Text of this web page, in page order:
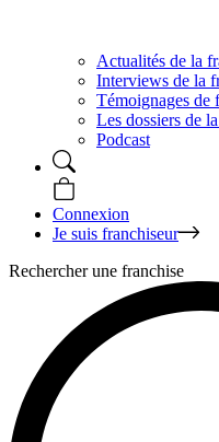
Actualités de la
Interviews de la
Témoignages de
Les dossiers de
Podcast
Connexion
Je suis franchiseur
Rechercher une franchise